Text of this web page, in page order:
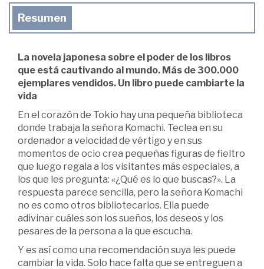
Resumen
La novela japonesa sobre el poder de los libros
que está cautivando al mundo. Más de 300.000
ejemplares vendidos. Un libro puede cambiarte la
vida
En el corazón de Tokio hay una pequeña biblioteca
donde trabaja la señora Komachi. Teclea en su
ordenador a velocidad de vértigo y en sus
momentos de ocio crea pequeñas figuras de fieltro
que luego regala a los visitantes más especiales, a
los que les pregunta: «¿Qué es lo que buscas?». La
respuesta parece sencilla, pero la señora Komachi
no es como otros bibliotecarios. Ella puede
adivinar cuáles son los sueños, los deseos y los
pesares de la persona a la que escucha.
Y es así como una recomendación suya les puede
cambiar la vida. Solo hace falta que se entreguen a